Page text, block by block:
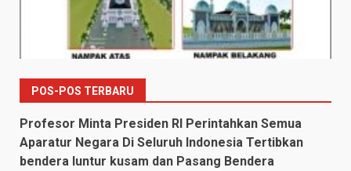
POS-POS TERBARU
Profesor Minta Presiden RI Perintahkan Semua
Aparatur Negara Di Seluruh Indonesia Tertibkan
bendera luntur kusam dan Pasang Bendera